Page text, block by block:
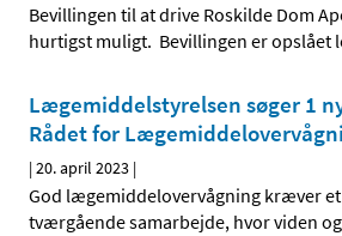
Bevillingen til at drive Roskilde Dom
hurtigst muligt. Bevillingen er opslået
Lægemiddelstyrelsen søger 1
Rådet for
|20. april 2023 |
God lægemiddelovervågning kræver
tværgående samarbejde, hvor viden